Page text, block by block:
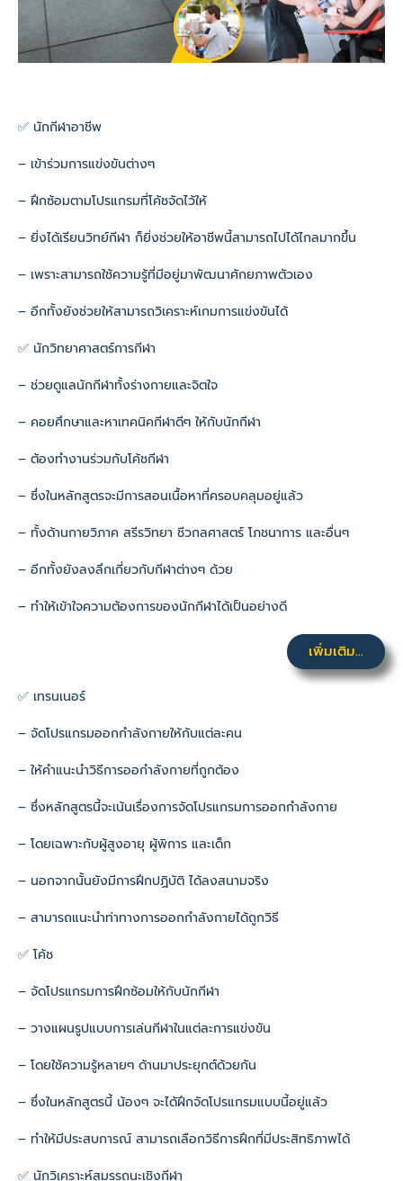
✅ นักกีฬาอาชีพ
– เข้าร่วมการแข่งขันต่างๆ
– ฝึกซ้อมตามโปรแกรมที่โค้ชจัดไว้ให้
– ยิ่งได้เรียนวิทย์กีฬา ก็ยิ่งช่วยให้อาชีพนี้สามารถไปได้ไกลมากขึ้น
– เพราะสามารถใช้ความรู้ที่มีอยู่มาพัฒนาศักยภาพตัวเอง
– อีกทั้งยังช่วยให้สามารถวิเคราะห์เกมการแข่งขันได้
✅ นักวิทยาศาสตร์การกีฬา
– ช่วยดูแลนักกีฬาทั้งร่างกายและจิตใจ
– คอยศึกษาและหาเทคนิคกีฬาดีๆ ให้กับนักกีฬา
– ต้องทำงานร่วมกับโค้ชกีฬา
– ซึ่งในหลักสูตรจะมีการสอนเนื้อหาที่ครอบคลุมอยู่แล้ว
– ทั้งด้านกายวิภาค สรีรวิทยา ชีวกลศาสตร์ โภชนาการ และอื่นๆ
– อีกทั้งยังลงลึกเกี่ยวกับกีฬาต่างๆ ด้วย
– ทำให้เข้าใจความต้องการของนักกีฬาได้เป็นอย่างดี
เพิ่มเติม...
✅ เทรนเนอร์
– จัดโปรแกรมออกกำลังกายให้กับแต่ละคน
– ให้คำแนะนำวิธีการออกำลังกายที่ถูกต้อง
– ซึ่งหลักสูตรนี้จะเน้นเรื่องการจัดโปรแกรมการออกกำลังกาย
– โดยเฉพาะกับผู้สูงอายุ ผู้พิการ และเด็ก
– นอกจากนั้นยังมีการฝึกปฏิบัติ ได้ลงสนามจริง
– สามารถแนะนำท่าทางการออกกำลังกายได้ถูกวิธี
✅ โค้ช
– จัดโปรแกรมการฝึกซ้อมให้กับนักกีฬา
– วางแผนรูปแบบการเล่นกีฬาในแต่ละการแข่งขัน
– โดยใช้ความรู้หลายๆ ด้านมาประยุกต์ด้วยกัน
– ซึ่งในหลักสูตรนี้ น้องๆ จะได้ฝึกจัดโปรแกรมแบบนี้อยู่แล้ว
– ทำให้มีประสบการณ์ สามารถเลือกวิธีการฝึกที่มีประสิทธิภาพได้
✅ นักวิเคราะห์สมรรถนะเชิงกีฬา